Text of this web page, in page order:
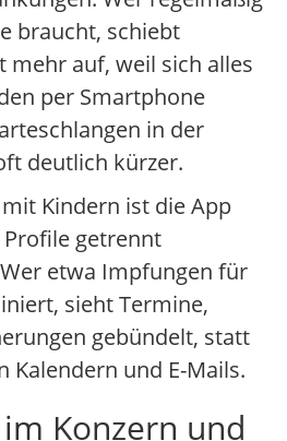
braucht, schiebt
mehr auf, weil sich alles
per Smartphone
in der
deutlich kürzer.
Kindern ist die App
getrennt
etwa Impfungen für
sieht Termine,
gebündelt, statt
Kalendern und E-Mails.
Konzern und